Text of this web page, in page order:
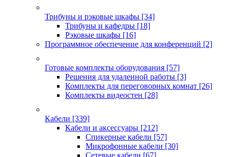
Трибуны и рэковые шкафы [34]
Трибуны и кафедры [18]
Рэковые шкафы [16]
Программное обеспечение для конференций [2]
Готовые комплекты оборудования [57]
Решения для удаленной работы [3]
Комплекты для переговорных комнат [26]
Комплекты видеостен [28]
Кабели [339]
Кабели и аксессуары [212]
Спикерные кабели [57]
Микрофонные кабели [30]
Сетевые кабели [67]